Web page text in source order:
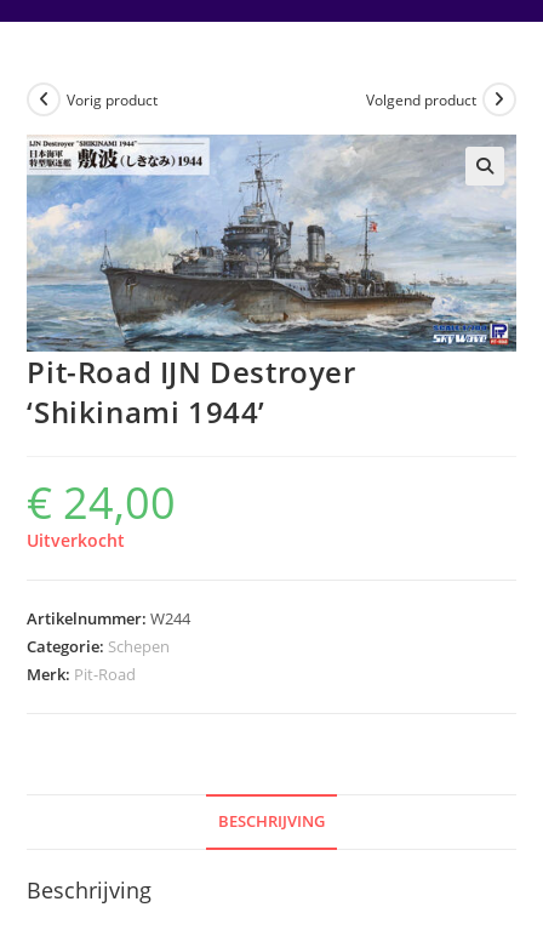
Vorig product Volgend product
Pit-Road IJN Destroyer
‘Shikinami 1944’
€ 24,00
Uitverkocht
Artikelnummer:W244
Categorie: Schepen
Merk: Pit-Road
BESCHRIJVING
Beschrijving